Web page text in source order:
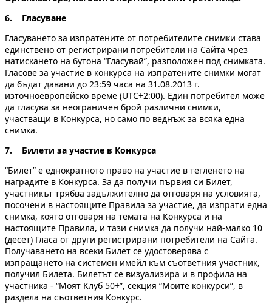
6. Гласуване
Гласуването за изпратените от потребителите снимки става
единствено от регистрирани потребители на Сайта чрез
натискането на бутона “Гласувай”, разположен под снимката.
Гласове за участие в конкурса на изпратените снимки мoгат
да бъдат давани до 23:59 часа на 31.08.2013 г.
източноевропейско време (UTC+2:00). Един потребител може
да гласува за неограничен брой различни снимки,
участващи в Конкурса, но само по веднъж за всяка една
снимка.
7. Билети за участие в Конкурса
“Билет” е еднократното право на участие в тегленето на
наградите в Конкурса. За да получи първия си Билет,
участникът трябва задължително да отговаря на условията,
посочени в настоящите Правила за участие, да изпрати една
снимка, която отговаря на темата на Конкурса и на
настоящите Правила, и тази снимка да получи най-малко 10
(десет) Гласа от други регистрирани потребители на Сайта.
Получаването на всеки Билет се удостоверява с
изпращането на системен имейл към съответния участник,
получил Билета. Билетът се визуализира и в профила на
участника - “Моят Клуб 50+”, секция “Моите конкурси”, в
раздела на съответния Конкурс.